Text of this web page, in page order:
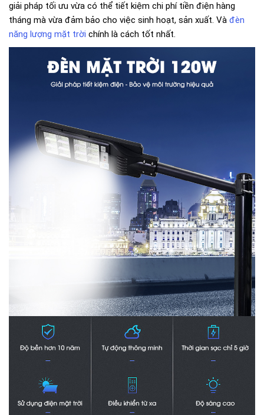
giải pháp tối ưu vừa có thể tiết kiệm chi phí tiền điện hàng
tháng mà vừa đảm bảo cho việc sinh hoạt, sản xuất. Và đèn
năng lượng mặt trời chính là cách tốt nhất.